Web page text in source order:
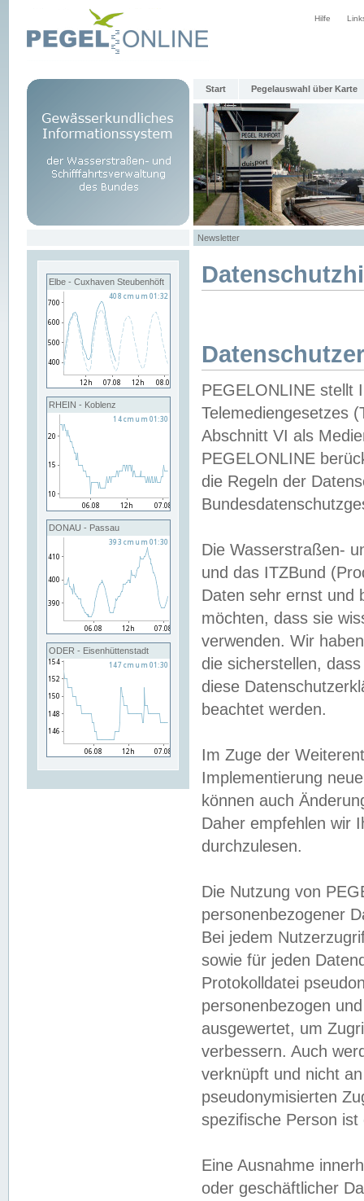
Hilfe
Start Pegelauswahl über Karte
Newsletter
Elbe - Cuxhaven Steubenhöft
RHEIN - Koblenz
DONAU - Passau
ODER - Eisenhüttenstadt
PEGELONLINE stellt
Telemediengesetzes
Abschnitt VI als
PEGELONLINE
die Regeln der
Die Wasserstraßen-
und das ITZBund
Daten sehr ernst und
möchten, dass sie
verwenden. Wir
die sicherstellen,
diese
beachtet werden.
Im Zuge der
Implementierung
können auch
Daher empfehlen wir
durchzulesen.
Die Nutzung von
personenbezogener
Bei jedem
sowie für jeden
Protokolldatei
personenbezogen
ausgewertet, um
verbessern. Auch
verknüpft und nicht
pseudonymisierten
spezifische Person
Eine Ausnahme
oder geschäftlicher